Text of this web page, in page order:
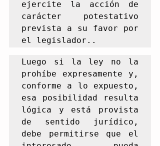
ejercite la acción de
carácter potestativo
prevista a su favor por
el legislador..
Luego si la ley no la
prohíbe expresamente y,
conforme a lo expuesto,
esa posibilidad resulta
lógica y está provista
de sentido jurídico,
debe permitirse que el